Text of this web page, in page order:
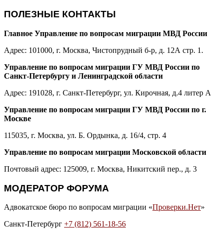
ПОЛЕЗНЫЕ КОНТАКТЫ
Главное Управление по вопросам миграции МВД России
Адрес: 101000, г. Москва, Чистопрудный б-р, д. 12А стр. 1.
Управление по вопросам миграции ГУ МВД России по
Санкт-Петербургу и Ленинградской области
Адрес: 191028, г. Санкт-Петербург, ул. Кирочная, д.4 литер А
Управление по вопросам миграции ГУ МВД России по г.
Москве
115035, г. Москва, ул. Б. Ордынка, д. 16/4, стр. 4
Управление по вопросам миграции Московской области
Почтовый адрес: 125009, г. Москва, Никитский пер., д. 3
МОДЕРАТОР ФОРУМА
Адвокатское бюро по вопросам миграции «Проверки.Нет»
Санкт-Петербург +7 (812) 561-18-56